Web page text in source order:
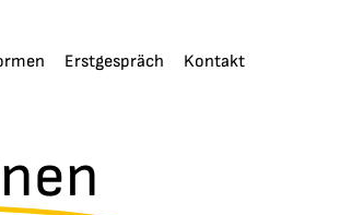
Erstgespräch Kontakt